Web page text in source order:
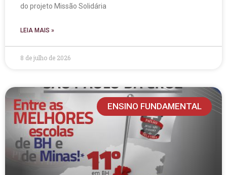
do projeto Missão Solidária
LEIA MAIS »
8 de julho de 2026
ENSINO FUNDAMENTAL